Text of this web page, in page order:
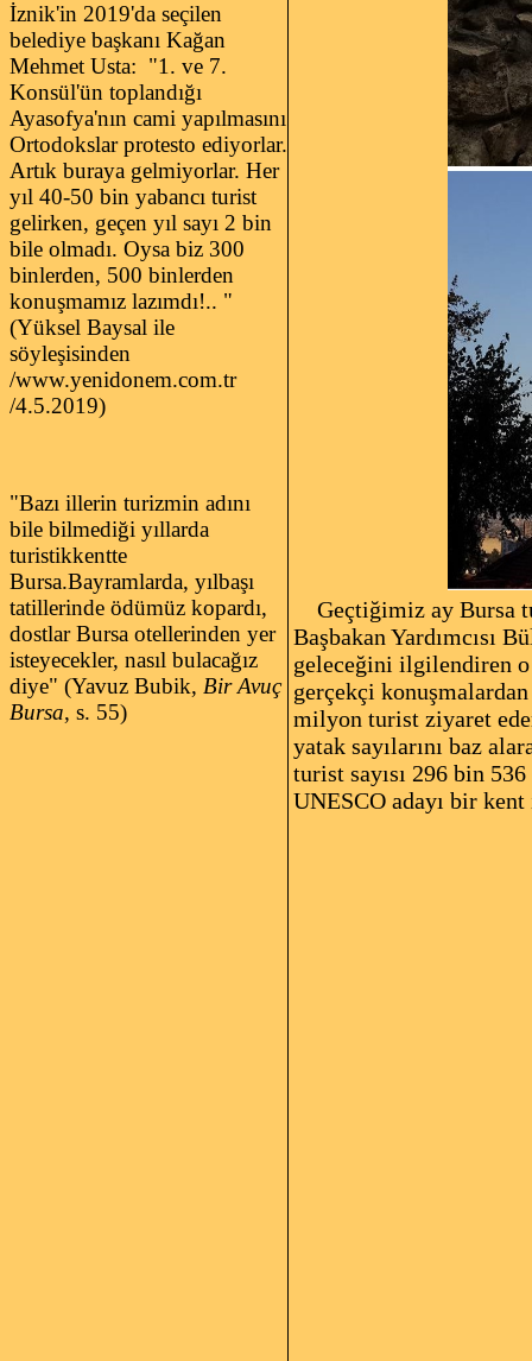
İznik'in 2019'da seçilen
belediye başkanı Kağan
Mehmet Usta: "1. ve 7.
Konsül'ün toplandığı
Ayasofya'nın cami yapılmasını
Ortodokslar protesto ediyorlar.
Artık buraya gelmiyorlar. Her
yıl 40-50 bin yabancı turist
gelirken, geçen yıl sayı 2 bin
bile olmadı. Oysa biz 300
binlerden, 500 binlerden
konuşmamız lazımdı!.. "
(Yüksel Baysal ile
söyleşisinden
/www.yenidonem.com.tr
/4.5.2019)
"Bazı illerin turizmin adını
bile bilmediği yıllarda
turistikkentte
Bursa.Bayramlarda, yılbaşı
tatillerinde ödümüz kopardı,
dostlar Bursa otellerinden yer
isteyecekler, nasıl bulacağız
diye" (Yavuz Bubik, Bir Avuç
Bursa, s. 55)
Geçtiğimiz ay Bursa
Başbakan Yardımcısı
geleceğini ilgilendiren
gerçekçi
milyon turist ziyaret
yatak sayılarını baz
turist sayısı 296 bin
UNESCO adayı bir